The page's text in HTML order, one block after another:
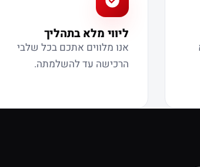
ליווי מלא בתהליך
אנו מלווים אתכם בכל שלבי
הרכישה עד להשלמתה.